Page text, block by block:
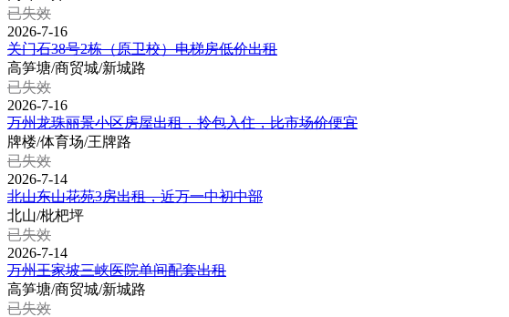
已失效
2026-7-16
关门石38号2栋（原卫校）电梯房低价出租
高笋塘/商贸城/新城路
已失效
2026-7-16
万州龙珠丽景小区房屋出租，拎包入住，比市场价便宜
牌楼/体育场/王牌路
已失效
2026-7-14
北山东山花苑3房出租，近万一中初中部
北山/枇杷坪
已失效
2026-7-14
万州王家坡三峡医院单间配套出租
高笋塘/商贸城/新城路
已失效